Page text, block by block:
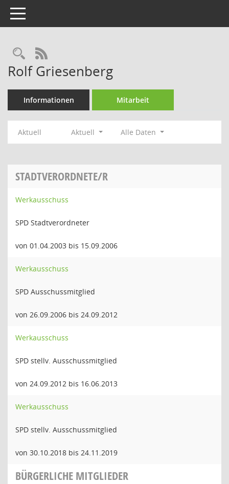
Toggle navigation
Rechercheauswahl
RSS-Feed
Rolf Griesenberg
Informationen Mitarbeit
Aktuell Aktuell Alle Daten
STADTVERORDNETE/R
Werkausschuss
SPD Stadtverordneter
von 01.04.2003 bis 15.09.2006
Werkausschuss
SPD Ausschussmitglied
von 26.09.2006 bis 24.09.2012
Werkausschuss
SPD stellv. Ausschussmitglied
von 24.09.2012 bis 16.06.2013
Werkausschuss
SPD stellv. Ausschussmitglied
von 30.10.2018 bis 24.11.2019
BÜRGERLICHE MITGLIEDER